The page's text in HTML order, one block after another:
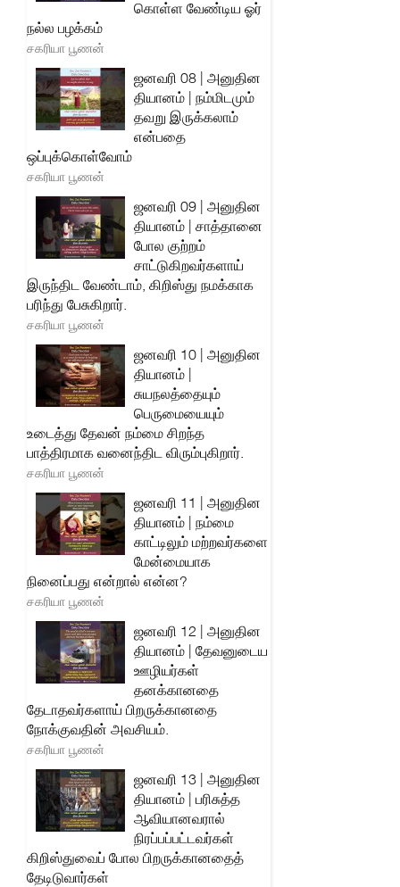
கொள்ள வேண்டிய ஓர்
நல்ல பழக்கம்
சகரியா பூணன்
ஜனவரி 08 | அனுதின
தியானம் | நம்மிடமும்
தவறு இருக்கலாம்
என்பதை
ஒப்புக்கொள்வோம்
சகரியா பூணன்
ஜனவரி 09 | அனுதின
தியானம் | சாத்தானை
போல குற்றம்
சாட்டுகிறவர்களாய்
இருந்திட வேண்டாம், கிறிஸ்து நமக்காக
பரிந்து பேசுகிறார்.
சகரியா பூணன்
ஜனவரி 10 | அனுதின
தியானம் |
சுயநலத்தையும்
பெருமையையும்
உடைத்து தேவன் நம்மை சிறந்த
பாத்திரமாக வனைந்திட விரும்புகிறார்.
சகரியா பூணன்
ஜனவரி 11 | அனுதின
தியானம் | நம்மை
காட்டிலும் மற்றவர்களை
மேன்மையாக
நினைப்பது என்றால் என்ன?
சகரியா பூணன்
ஜனவரி 12 | அனுதின
தியானம் | தேவனுடைய
ஊழியர்கள்
தனக்கானதை
தேடாதவர்களாய் பிறருக்கானதை
நோக்குவதின் அவசியம்.
சகரியா பூணன்
ஜனவரி 13 | அனுதின
தியானம் | பரிசுத்த
ஆவியானவரால்
நிரப்பப்பட்டவர்கள்
கிறிஸ்துவைப் போல பிறருக்கானதைத்
தேடிடுவார்கள்